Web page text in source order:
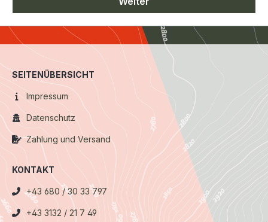
SEITENÜBERSICHT
Impressum
Datenschutz
Zahlung und Versand
KONTAKT
+43 680 / 30 33 797
+43 3132 / 21 7 49